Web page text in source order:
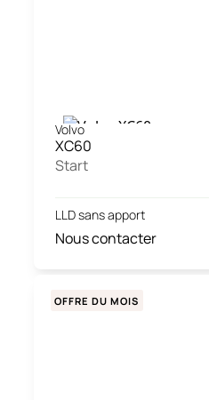
Volvo
XC60
Start
LLD sans apport
Nous contacter
OFFRE DU MOIS